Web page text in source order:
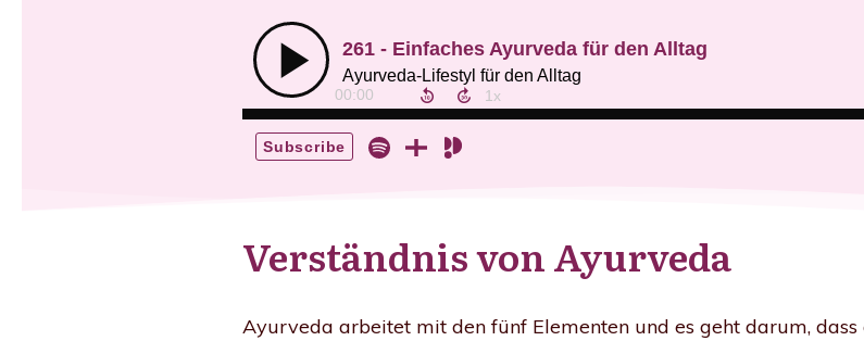
Verständnis von Ayurveda
Ayurveda arbeitet mit den fünf Elementen und es geht darum,